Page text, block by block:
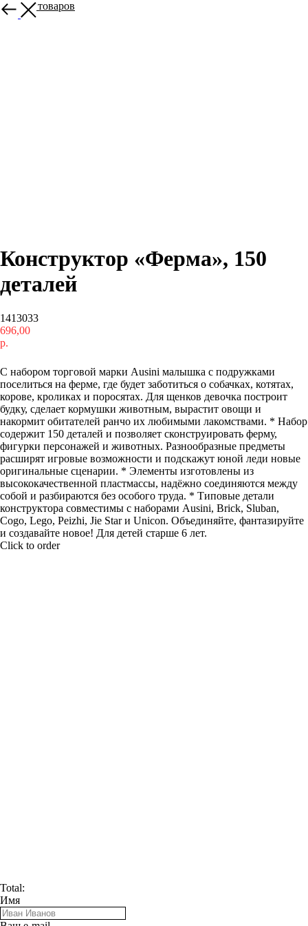
Больше товаров
Конструктор «Ферма», 150
деталей
1413033
696,00
р.
С набором торговой марки Ausini малышка с подружками
поселиться на ферме, где будет заботиться о собачках, котятах,
корове, кроликах и поросятах. Для щенков девочка построит
будку, сделает кормушки животным, вырастит овощи и
накормит обитателей ранчо их любимыми лакомствами. * Набор
содержит 150 деталей и позволяет сконструировать ферму,
фигурки персонажей и животных. Разнообразные предметы
расширят игровые возможности и подскажут юной леди новые
оригинальные сценарии. * Элементы изготовлены из
высококачественной пластмассы, надёжно соединяются между
собой и разбираются без особого труда. * Типовые детали
конструктора совместимы с наборами Ausini, Brick, Sluban,
Cogo, Lego, Peizhi, Jie Star и Unicon. Объединяйте, фантазируйте
и создавайте новое! Для детей старше 6 лет.
Click to order
Total:
Имя